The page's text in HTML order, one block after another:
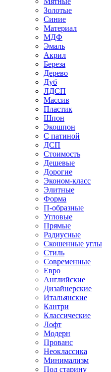
Золотые
Синие
Материал
МДФ
Эмаль
Акрил
Береза
Дерево
Дуб
ЛДСП
Массив
Пластик
Шпон
Экошпон
С патиной
ДСП
Стоимость
Дешевые
Дорогие
Эконом-класс
Элитные
Форма
П-образные
Угловые
Прямые
Радиусные
Скошенные углы
Стиль
Современные
Евро
Английские
Дизайнерские
Итальянские
Кантри
Классические
Лофт
Модерн
Прованс
Неоклассика
Минимализм
Под старину